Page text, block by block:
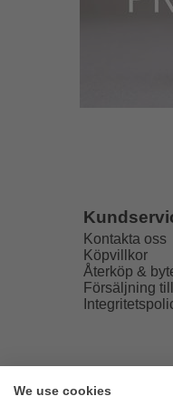
Kontakta oss
Köpvillkor
Återköp &
Försäljning
We use cookies